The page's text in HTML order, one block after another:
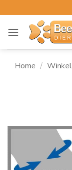
naar
inhoud
Home / Winkel